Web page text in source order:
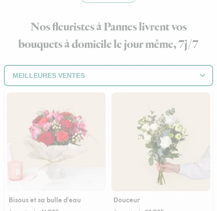
Nos fleuristes à Pannes livrent vos
bouquets à domicile le jour même, 7j/7
Bisous et sa bulle d'eau Douceur